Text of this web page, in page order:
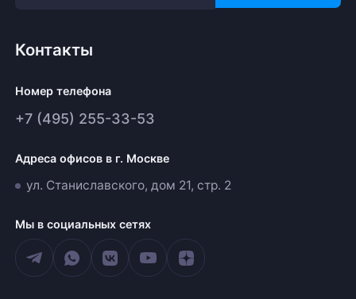
Контакты
Номер телефона
+7 (495) 255-33-53
Адреса офисов в г. Москве
ул. Станиславского, дом 21, стр. 2
Мы в социальных сетях